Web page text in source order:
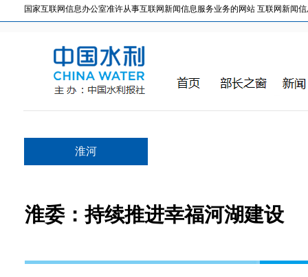
国家互联网信息办公室准许从事互联网新闻信息服务业务的网站 互联网新闻信
淮河
淮委：持续推进幸福河湖建设